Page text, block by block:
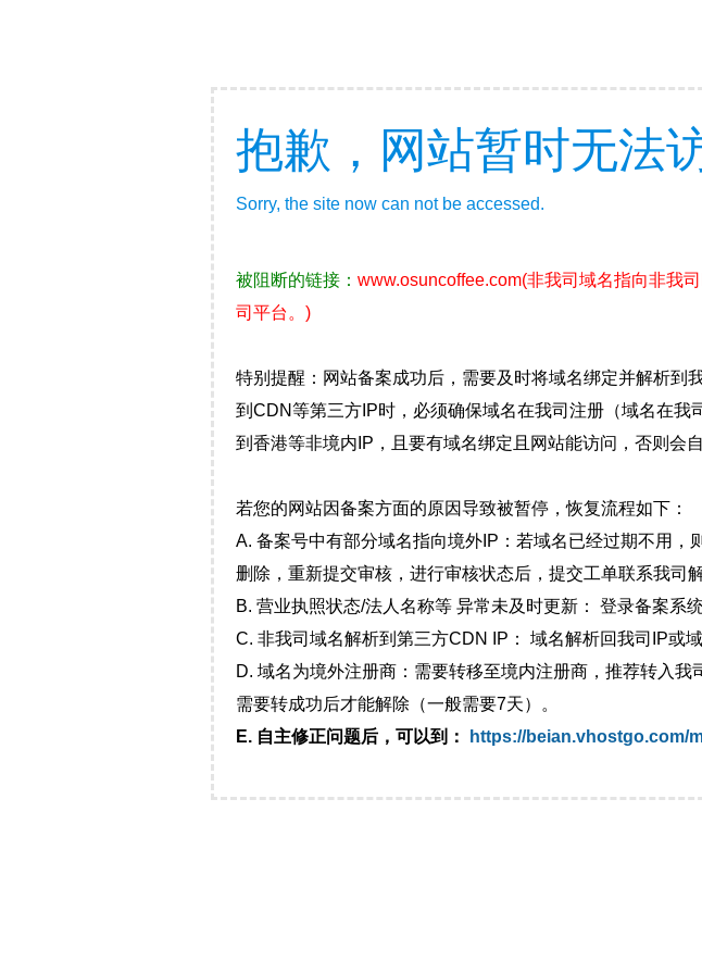
抱歉，网站暂时无法
Sorry, the site now can not be accessed.
被阻断的链接： www.osuncoffee.com(非我司域名指向非我
司平台。)
特别提醒：网站备案成功后，需要及时将域名绑定并解析到
到CDN等第三方IP时，必须确保域名在我司注册（域名在
到香港等非境内IP，且要有域名绑定且网站能访问，否则会
若您的网站因备案方面的原因导致被暂停，恢复流程如下：
A. 备案号中有部分域名指向境外IP：若域名已经过期不用，
删除，重新提交审核，进行审核状态后，提交工单联系我司
B. 营业执照状态/法人名称等 异常未及时更新： 登录备案系
C. 非我司域名解析到第三方CDN IP： 域名解析回我司IP或
D. 域名为境外注册商：需要转移至境内注册商，推荐转入我
需要转成功后才能解除（一般需要7天）。
E. 自主修正问题后，可以到：
https://beian.vhostgo.com/